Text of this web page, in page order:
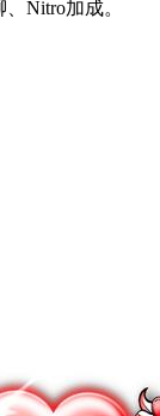
Nitro加成。